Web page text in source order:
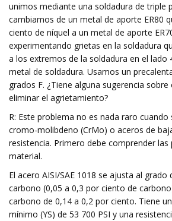
unimos mediante una soldadura de triple
cambiamos de un metal de aporte ER80
ciento de níquel a un metal de aporte
experimentando grietas en la soldadura
a los extremos de la soldadura en el lado
metal de soldadura. Usamos un
grados F. ¿Tiene alguna sugerencia
eliminar el agrietamiento?
R: Este problema no es nada raro cuando
cromo-molibdeno (CrMo) o aceros de
resistencia. Primero debe comprender las
material.
El acero AISI/SAE 1018 se ajusta al
carbono (0,05 a 0,3 por ciento de
carbono de 0,14 a 0,2 por ciento. Tiene
mínimo (YS) de 53 700 PSI y una